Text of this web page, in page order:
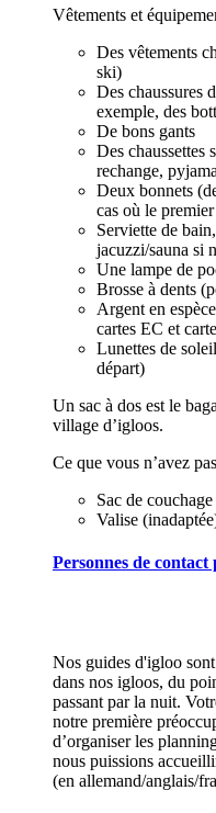
Vêtements et
Des vêtements
ski)
Des chaussures
exemple, des
De bons gants
Des chaussettes
rechange,
Deux bonnets
cas où le
Serviette de
jacuzzi/sauna si
Une lampe de
Brosse à dents
Argent en
cartes EC et
Lunettes de
départ)
Un sac à dos est le
village d’igloos.
Ce que vous n’avez
Sac de
Valise
Personnes de
Nos guides d'igloo
dans nos igloos, du
passant par la nuit.
notre première
d’organiser les
nous puissions
(en allemand/anglais/